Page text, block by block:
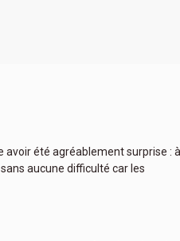
été agréablement surprise
aucune difficulté car les